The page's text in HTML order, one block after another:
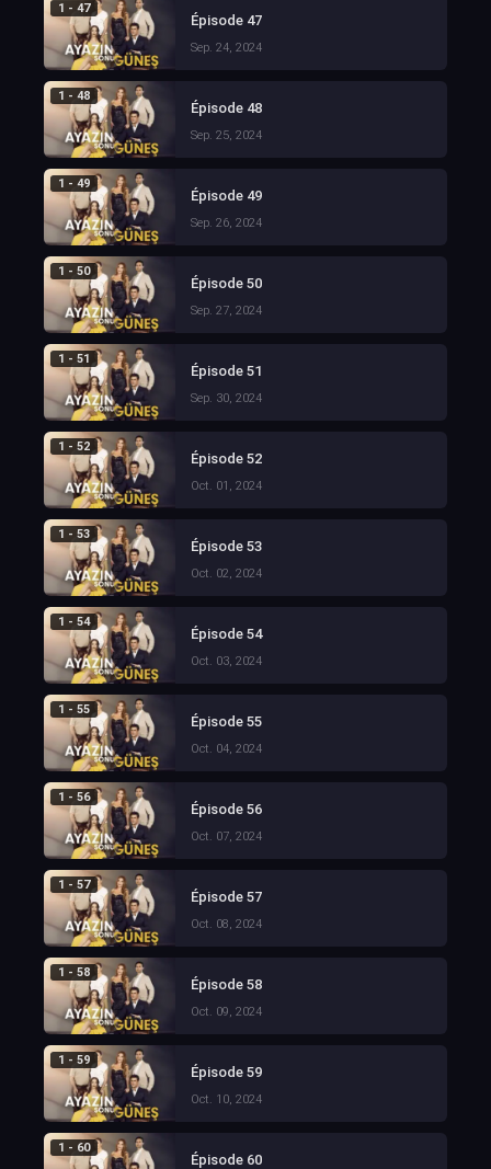
1 - 47
Épisode 47
Sep. 24, 2024
1 - 48
Épisode 48
Sep. 25, 2024
1 - 49
Épisode 49
Sep. 26, 2024
1 - 50
Épisode 50
Sep. 27, 2024
1 - 51
Épisode 51
Sep. 30, 2024
1 - 52
Épisode 52
Oct. 01, 2024
1 - 53
Épisode 53
Oct. 02, 2024
1 - 54
Épisode 54
Oct. 03, 2024
1 - 55
Épisode 55
Oct. 04, 2024
1 - 56
Épisode 56
Oct. 07, 2024
1 - 57
Épisode 57
Oct. 08, 2024
1 - 58
Épisode 58
Oct. 09, 2024
1 - 59
Épisode 59
Oct. 10, 2024
1 - 60
Épisode 60